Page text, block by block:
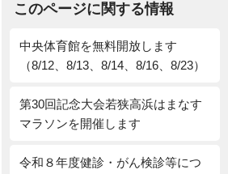
このページに関する情報
中央体育館を無料開放します
（8/12、8/13、8/14、8/16、8/23）
第30回記念大会若狭高浜はまなす
マラソンを開催します
令和８年度健診・がん検診等につ